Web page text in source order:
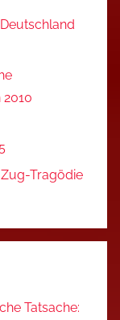
Tragödie
Tatsache: